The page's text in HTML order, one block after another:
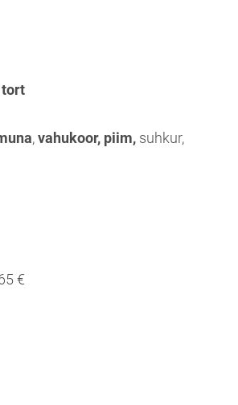
tort
,vahukoor, piim, suhkur,
€